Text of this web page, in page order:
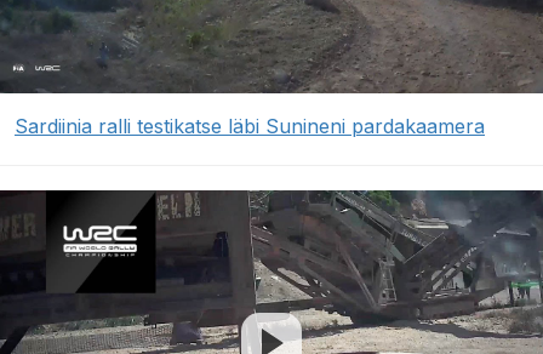
Sardiinia ralli testikatse läbi Sunineni pardakaamera